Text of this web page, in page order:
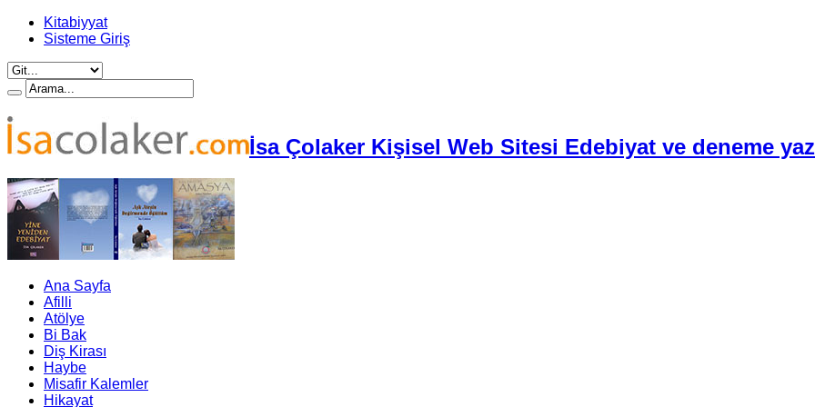
Kitabiyyat
Sisteme Giriş
İsa Çolaker Kişisel Web Sitesi Edebiyat ve deneme
Ana Sayfa
Afilli
Atölye
Bi Bak
Diş Kirası
Haybe
Misafir Kalemler
Hikayat